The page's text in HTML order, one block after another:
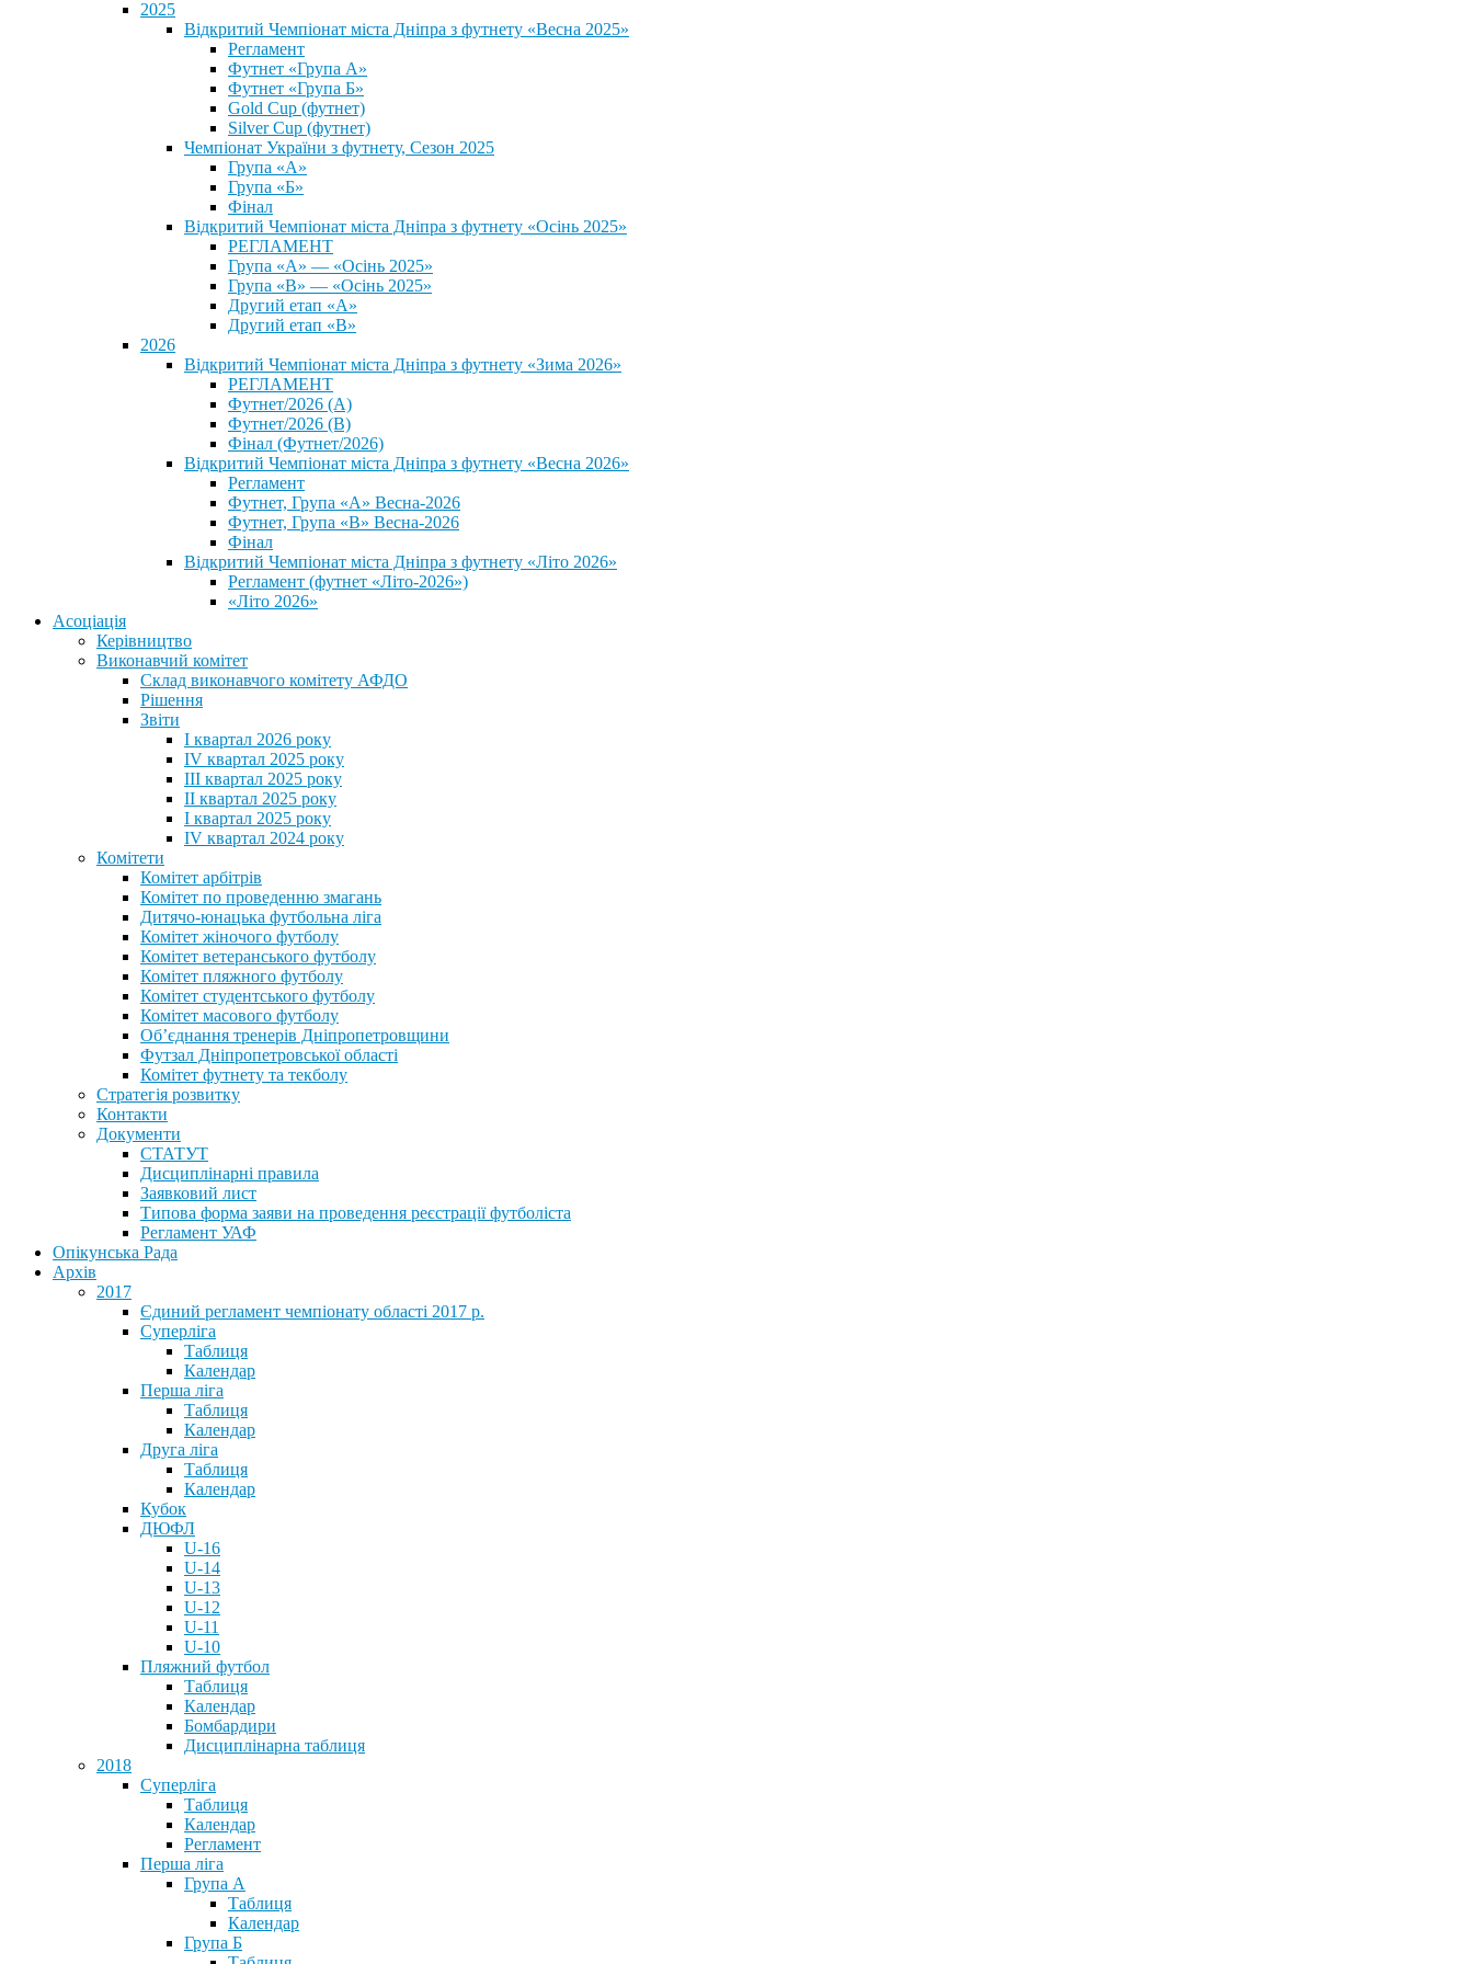
2025
Відкритий Чемпіонат міста Дніпра з футнету «Весна 2025»
Регламент
Футнет «Група А»
Футнет «Група Б»
Gold Cup (футнет)
Silver Cup (футнет)
Чемпіонат України з футнету, Сезон 2025
Група «А»
Група «Б»
Фінал
Відкритий Чемпіонат міста Дніпра з футнету «Осінь 2025»
РЕГЛАМЕНТ
Група «А» — «Осінь 2025»
Група «В» — «Осінь 2025»
Другий етап «А»
Другий етап «В»
2026
Відкритий Чемпіонат міста Дніпра з футнету «Зима 2026»
РЕГЛАМЕНТ
Футнет/2026 (А)
Футнет/2026 (В)
Фінал (Футнет/2026)
Відкритий Чемпіонат міста Дніпра з футнету «Весна 2026»
Регламент
Футнет, Група «А» Весна-2026
Футнет, Група «В» Весна-2026
Фінал
Відкритий Чемпіонат міста Дніпра з футнету «Літо 2026»
Регламент (футнет «Літо-2026»)
«Літо 2026»
Асоціація
Керівництво
Виконавчий комітет
Склад виконавчого комітету АФДО
Рішення
Звіти
I квартал 2026 року
IV квартал 2025 року
III квартал 2025 року
II квартал 2025 року
I квартал 2025 року
IV квартал 2024 року
Комітети
Комітет арбітрів
Комітет по проведенню змагань
Дитячо-юнацька футбольна ліга
Комітет жіночого футболу
Комітет ветеранського футболу
Комітет пляжного футболу
Комітет студентського футболу
Комітет масового футболу
Обʼєднання тренерів Дніпропетровщини
Футзал Дніпропетровської області
Комітет футнету та текболу
Стратегія розвитку
Контакти
Документи
СТАТУТ
Дисциплінарні правила
Заявковий лист
Типова форма заяви на проведення реєстрації футболіста
Регламент УАФ
Опікунська Рада
Архів
2017
Єдиний регламент чемпіонату області 2017 р.
Суперліга
Таблиця
Календар
Перша ліга
Таблиця
Календар
Друга ліга
Таблиця
Календар
Кубок
ДЮФЛ
U-16
U-14
U-13
U-12
U-11
U-10
Пляжний футбол
Таблиця
Календар
Бомбардири
Дисциплінарна таблиця
2018
Суперліга
Таблиця
Календар
Регламент
Перша ліга
Група А
Таблиця
Календар
Група Б